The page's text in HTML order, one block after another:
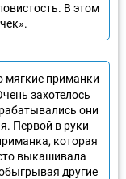
В этом
мягкие приманки
захотелось
они
Первой в руки
которая
выкашивала
другие